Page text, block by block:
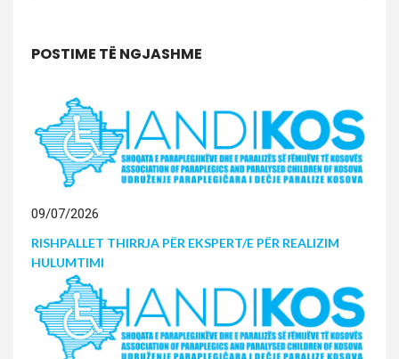
POSTIME TË NGJASHME
09/07/2026
RISHPALLET THIRRJA PËR EKSPERT/E PËR REALIZIM
HULUMTIMI